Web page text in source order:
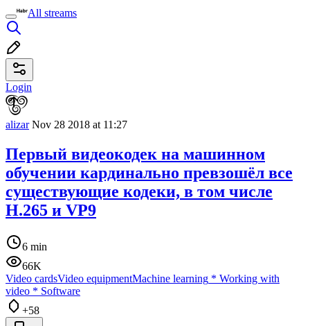
All streams
Login
alizarNov 28 2018 at 11:27
Первый видеокодек на машинном
обучении кардинально превзошёл все
существующие кодеки, в том числе
H.265 и VP9
6 min
66K
Video cardsVideo equipmentMachine learning * Working with
video * Software
+58